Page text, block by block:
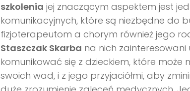
szkolenia jej znaczącym aspektem jest
komunikacyjnych, które są niezbędne do
fizjoterapeutom a chorym również jego
Staszczak Skarba na nich zainteresowani
komunikować się z dzieckiem, które może
swoich wad, i z jego przyjaciółmi, aby